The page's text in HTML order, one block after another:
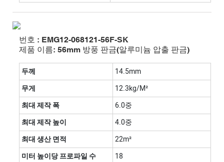
번호 : EMG12-068121-56F-SK
제품 이름: 56mm 방풍 판금(알루미늄 압출 판금)
두께
14.5mm
무게
12.3kg/m²
최대 제작 폭
6.0중
최대 제작 높이
4.0중
최대 생산 면적
22m²
미터 높이당 프로파일 수
18